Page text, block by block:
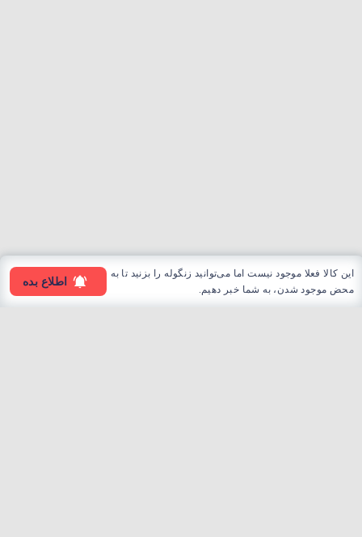
این کالا فعلا موجود نیست اما می‌توانید زنگوله را بزنید تا به
محض موجود شدن، به شما خبر دهیم.
اطلاع بده